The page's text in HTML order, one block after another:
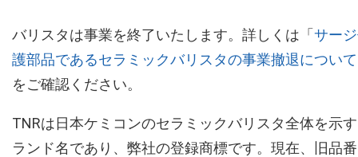
バリスタは事業を終了いたします。詳しくは「 サー
護部品であるセラミックバリスタの事業撤退について
をご確認ください。
TNRは日本ケミコンのセラミックバリスタ全体を示
ランド名であり、弊社の登録商標です。現在、旧品番